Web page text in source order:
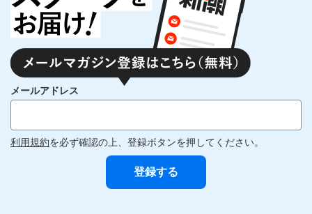
メールアドレス
利用規約を必ず確認の上、登録ボタンを押してください。